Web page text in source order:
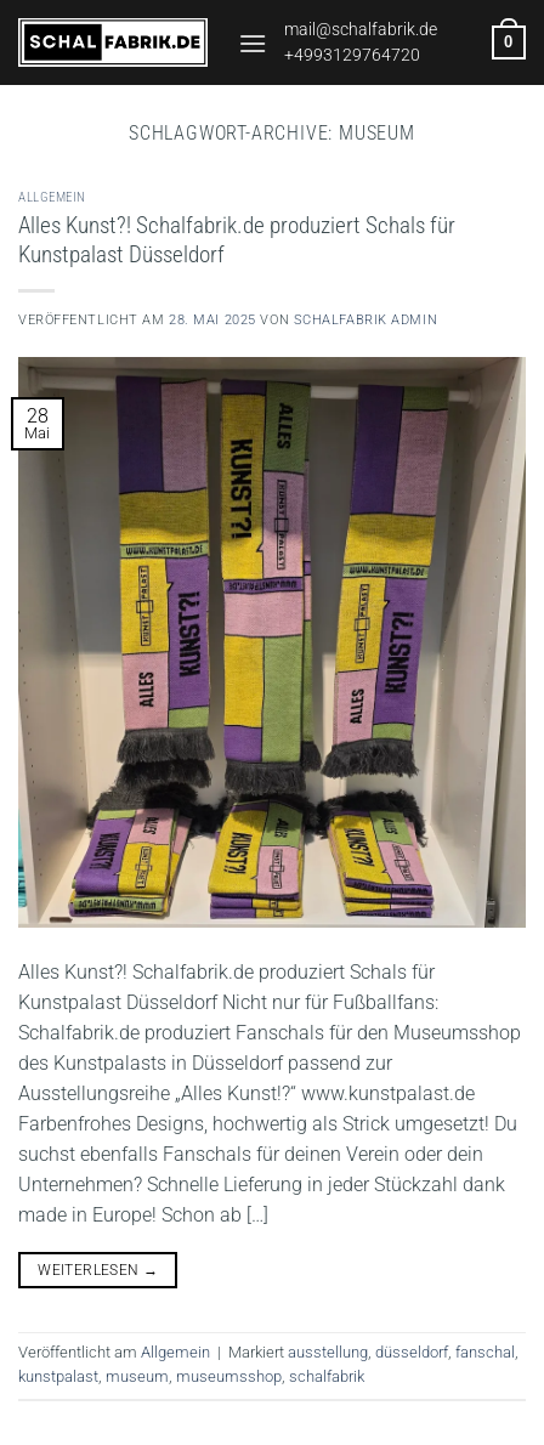
Zum
Inhalt
springen
mail@schalfabrik.de
+4993129764720
0
SCHLAGWORT-ARCHIVE: MUSEUM
ALLGEMEIN
Alles Kunst?! Schalfabrik.de produziert Schals für
Kunstpalast Düsseldorf
VERÖFFENTLICHT AM28. MAI 2025 VON SCHALFABRIK ADMIN
28
Mai
Alles Kunst?! Schalfabrik.de produziert Schals für
Kunstpalast Düsseldorf Nicht nur für Fußballfans:
Schalfabrik.de produziert Fanschals für den Museumsshop
des Kunstpalasts in Düsseldorf passend zur
Ausstellungsreihe „Alles Kunst!?“ www.kunstpalast.de
Farbenfrohes Designs, hochwertig als Strick umgesetzt! Du
suchst ebenfalls Fanschals für deinen Verein oder dein
Unternehmen? Schnelle Lieferung in jeder Stückzahl dank
made in Europe! Schon ab […]
WEITERLESEN →
Veröffentlicht am Allgemein | Markiert ausstellung, düsseldorf, fanschal ,
kunstpalast, museum, museumsshop, schalfabrik